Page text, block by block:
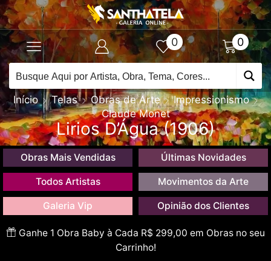
0 0
Início Telas Obras de Arte
Impressionismo
Claude Monet
Lirios D’Água (1906)
Obras Mais Vendidas Últimas Novidades
Todos Artistas Movimentos da Arte
Galeria Vip Opinião dos Clientes
Ganhe 1 Obra Baby à Cada R$ 299,00 em Obras no seu
Carrinho!